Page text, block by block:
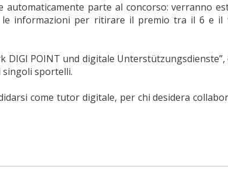
parte al concorso: verranno
informazioni per ritirare il premio tra il 6 e il
POINT und digitale Unterstützungsdienste”,
sportelli.
come tutor digitale, per chi desidera